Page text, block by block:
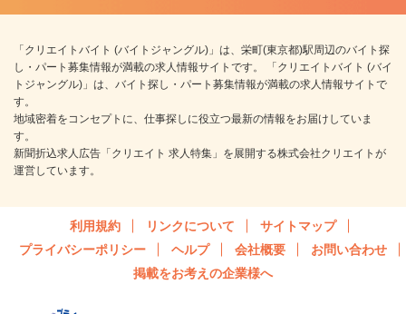
「クリエイトバイト (バイトジャングル)」は、栄町(東京都)駅周辺のバイト探
し・パート募集情報が満載の求人情報サイトです。 「クリエイトバイト (バイ
トジャングル)」は、バイト探し・パート募集情報が満載の求人情報サイトで
す。
地域密着をコンセプトに、仕事探しに役立つ最新の情報をお届けしていま
す。
新聞折込求人広告「クリエイト 求人特集」を展開する株式会社クリエイトが
運営しています。
利用規約 リンクについて
サイトマップ
プライバシーポリシー
ヘルプ 会社概要
お問い合わせ
掲載をお考えの企業様へ